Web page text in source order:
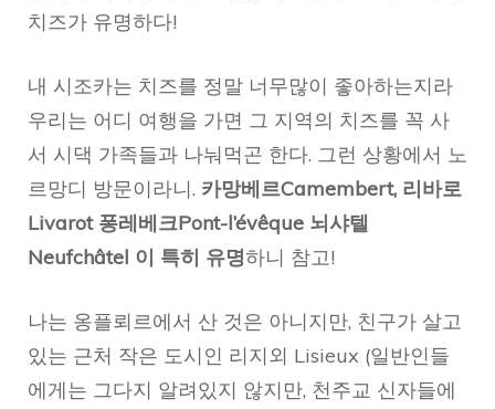
치즈가 유명하다!
내 시조카는 치즈를 정말 너무많이 좋아하는지라
우리는 어디 여행을 가면 그 지역의 치즈를 꼭 사
서 시댁 가족들과 나눠먹곤 한다. 그런 상황에서 노
르망디 방문이라니. 카망베르Camembert, 리바로
Livarot 퐁레베크Pont-l’évêque 뇌샤텔
Neufchâtel 이 특히 유명하니 참고!
나는 옹플뢰르에서 산 것은 아니지만, 친구가 살고
있는 근처 작은 도시인 리지외 Lisieux (일반인들
에게는 그다지 알려있지 않지만, 천주교 신자들에